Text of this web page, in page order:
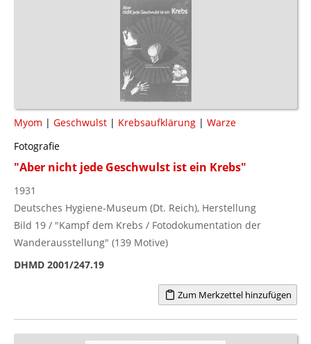
Myom | Geschwulst | Krebsaufklärung | Warze
Fotografie
"Aber nicht jede Geschwulst ist ein Krebs"
1931
Deutsches Hygiene-Museum (Dt. Reich), Herstellung
Bild 19 / "Kampf dem Krebs / Fotodokumentation der
Wanderausstellung" (139 Motive)
DHMD 2001/247.19
Zum Merkzettel hinzufügen